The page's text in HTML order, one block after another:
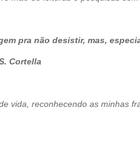
pra não desistir, mas,
reconhecendo as minhas